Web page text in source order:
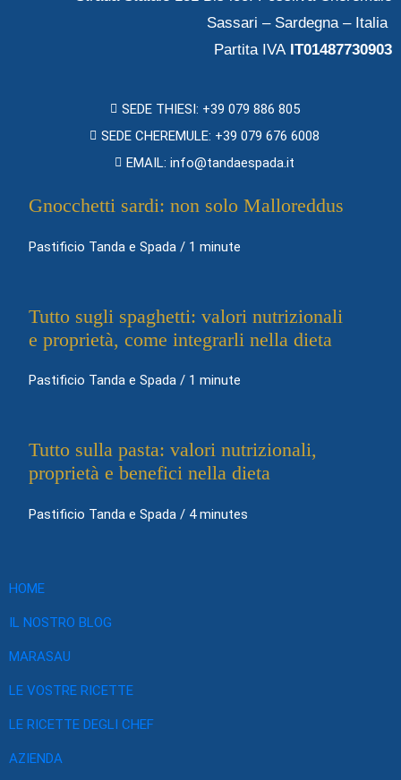
Sassari – Sardegna – Italia
Partita IVA IT01487730903
SEDE THIESI: +39 079 886 805
SEDE CHEREMULE: +39 079 676 6008
EMAIL: info@tandaespada.it
Gnocchetti sardi: non solo Malloreddus
Pastificio Tanda e Spada / 1 minute
Tutto sugli spaghetti: valori nutrizionali
e proprietà, come integrarli nella dieta
Pastificio Tanda e Spada / 1 minute
Tutto sulla pasta: valori nutrizionali,
proprietà e benefici nella dieta
Pastificio Tanda e Spada / 4 minutes
HOME
IL NOSTRO BLOG
MARASAU
LE VOSTRE RICETTE
LE RICETTE DEGLI CHEF
AZIENDA